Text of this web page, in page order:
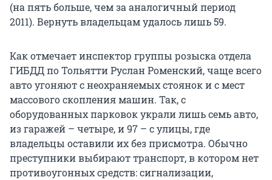
(на пять больше, чем за аналогичный период
2011). Вернуть владельцам удалось лишь 59.
Как отмечает инспектор группы розыска отдела
ГИБДД по Тольятти Руслан Роменский, чаще всего
авто угоняют с неохраняемых стоянок и с мест
массового скопления машин. Так, с
оборудованных парковок украли лишь семь авто,
из гаражей – четыре, и 97 – с улицы, где
владельцы оставили их без присмотра. Обычно
преступники выбирают транспорт, в котором нет
противоугонных средств: сигнализации,